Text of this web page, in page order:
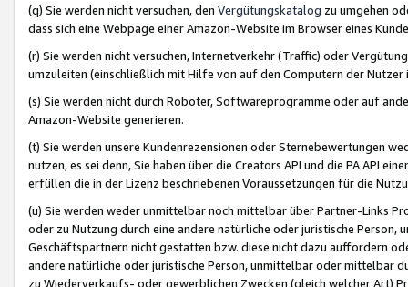
(q) Sie werden nicht versuchen, den Vergütungskatalog zu umgehen
dass sich eine Webpage einer Amazon-Website im Browser eines
(r) Sie werden nicht versuchen, Internetverkehr (Traffic) oder
umzuleiten (einschließlich mit Hilfe von auf den Computern der
(s) Sie werden nicht durch Roboter, Softwareprogramme oder auf
Amazon-Website generieren.
(t) Sie werden unsere Kundenrezensionen oder Sternebewertungen
nutzen, es sei denn, Sie haben über die Creators API und die PA API
erfüllen die in der Lizenz beschriebenen Voraussetzungen für die
(u) Sie werden weder unmittelbar noch mittelbar über Partner-Links
oder zu Nutzung durch eine andere natürliche oder juristische
Geschäftspartnern nicht gestatten bzw. diese nicht dazu auffordern
andere natürliche oder juristische Person, unmittelbar oder mittelbar
zu Wiederverkaufs- oder gewerblichen Zwecken (gleich welcher Art)